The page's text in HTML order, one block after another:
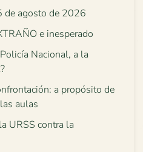
de agosto de 2026
e inesperado
Nacional, a la
a propósito de
aulas
URSS contra la